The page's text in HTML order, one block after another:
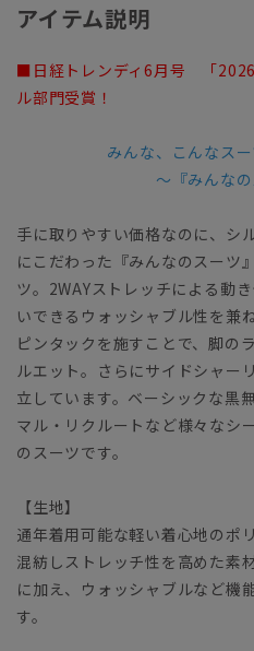
アイテム説明
■日経トレンディ6月号 「2026
ル部門受賞！
みんな、こんなスー
～『みんな
手に取りやすい価格なのに、シ
にこだわった『みんなのスーツ
ツ。2WAYストレッチによる動
いできるウォッシャブル性を兼
ピンタックを施すことで、脚の
ルエット。さらにサイドシャー
立しています。ベーシックな黒
マル・リクルートなど様々なシ
のスーツです。
【生地】
通年着用可能な軽い着心地のポ
混紡しストレッチ性を高めた素
に加え、ウォッシャブルなど機
す。